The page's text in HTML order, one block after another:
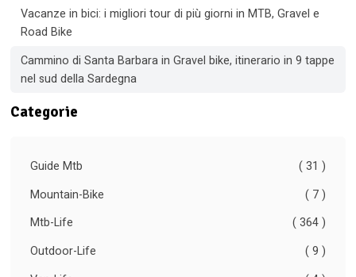
Vacanze in bici: i migliori tour di più giorni in MTB, Gravel e
Road Bike
Cammino di Santa Barbara in Gravel bike, itinerario in 9 tappe
nel sud della Sardegna
Categorie
Guide Mtb
( 31 )
Mountain-Bike
( 7 )
Mtb-Life
( 364 )
Outdoor-Life
( 9 )